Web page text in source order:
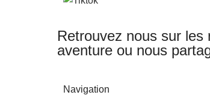
Retrouvez nous sur
aventure ou nous
Navigation